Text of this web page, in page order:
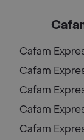
Cafam
Cafam
Cafam
Cafam
Cafam